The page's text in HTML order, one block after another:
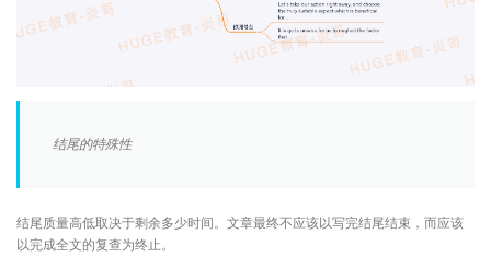
结尾的特殊性
结尾质量高低取决于剩余多少时间。文章最终不应该以写完结尾结束，而应该
以完成全文的复查为终止。